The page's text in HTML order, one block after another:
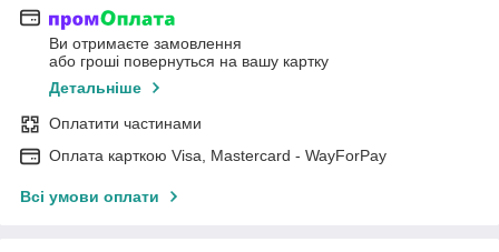
Ви отримаєте замовлення
або гроші повернуться на вашу картку
Детальніше
Оплатити частинами
Оплата карткою Visa, Mastercard - WayForPay
Всі умови оплати